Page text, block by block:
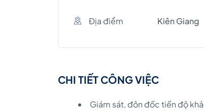
Địa điểm Kiên Giang
CHI TIẾT CÔNG VIỆC
Giám sát, đôn đốc tiến độ